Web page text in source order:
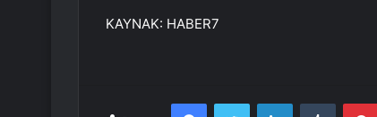
KAYNAK: HABER7
FacebookTwitter LinkedInTumblr